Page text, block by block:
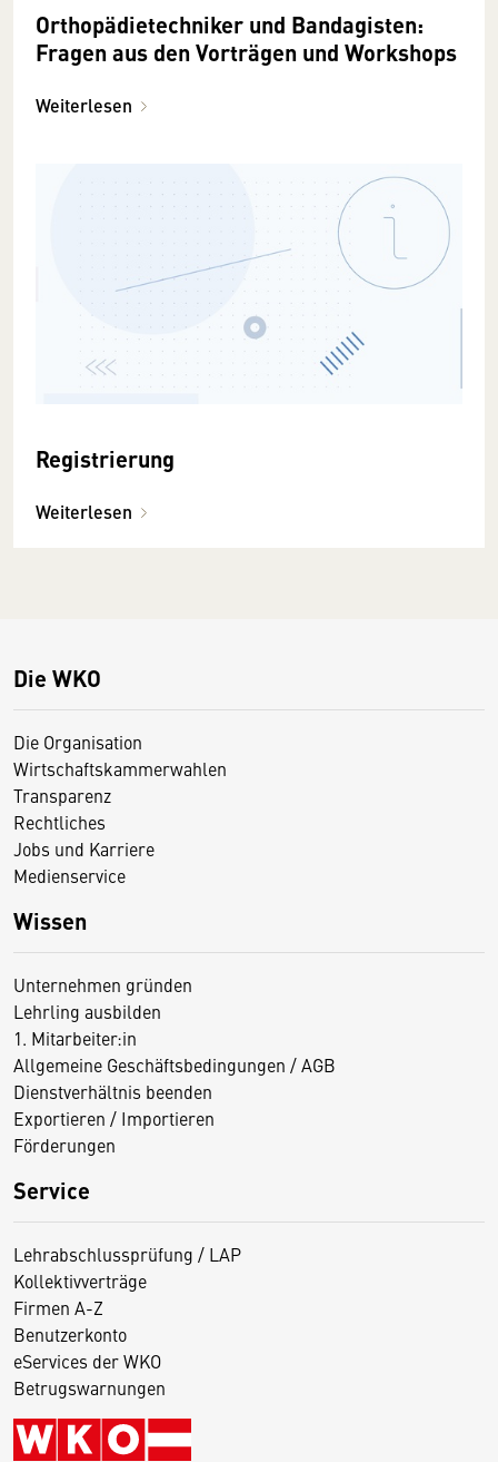
Orthopädietechniker und Bandagisten:
Fragen aus den Vorträgen und Workshops
Weiterlesen
Registrierung
Weiterlesen
Die WKO
Die Organisation
Wirtschaftskammerwahlen
Transparenz
Rechtliches
Jobs und Karriere
Medienservice
Wissen
Unternehmen gründen
Lehrling ausbilden
1. Mitarbeiter:in
Allgemeine Geschäftsbedingungen / AGB
Dienstverhältnis beenden
Exportieren / Importieren
Förderungen
Service
Lehrabschlussprüfung / LAP
Kollektivverträge
Firmen A-Z
Benutzerkonto
eServices der WKO
Betrugswarnungen